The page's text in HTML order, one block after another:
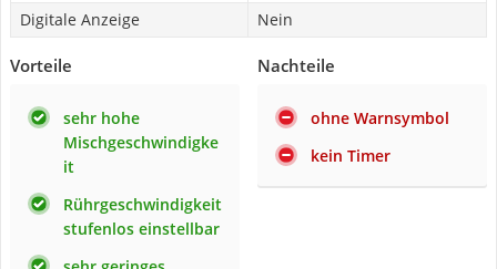
Digitale Anzeige Nein
Vorteile
sehr hohe
Mischgeschwindigke
it
Rührgeschwindigkeit
stufenlos einstellbar
Nachteile
ohne Warnsymbol
kein Timer